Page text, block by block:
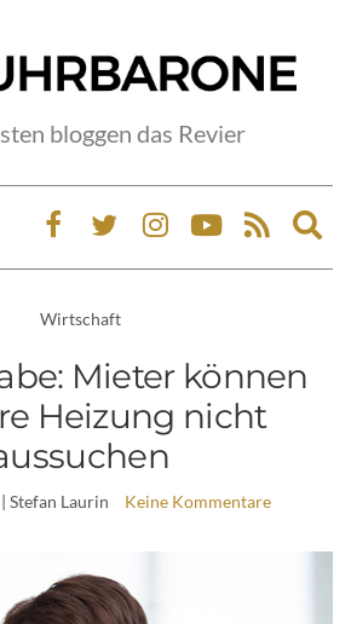
bloggen das Revier
Wirtschaft
Mieter können
Heizung nicht
| Stefan Laurin Keine Kommentare